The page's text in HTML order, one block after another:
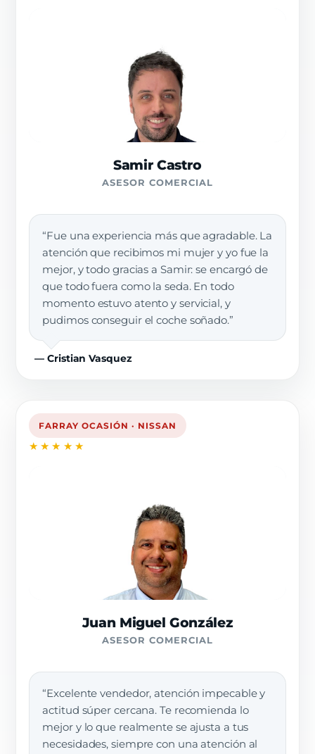
Samir Castro
ASESOR COMERCIAL
“Fue una experiencia más que agradable. La
atención que recibimos mi mujer y yo fue la
mejor, y todo gracias a Samir: se encargó de
que todo fuera como la seda. En todo
momento estuvo atento y servicial, y
pudimos conseguir el coche soñado.”
— Cristian Vasquez
FARRAY OCASIÓN · NISSAN
★★★★★
Juan Miguel González
ASESOR COMERCIAL
“Excelente vendedor, atención impecable y
actitud súper cercana. Te recomienda lo
mejor y lo que realmente se ajusta a tus
necesidades, siempre con una atención al